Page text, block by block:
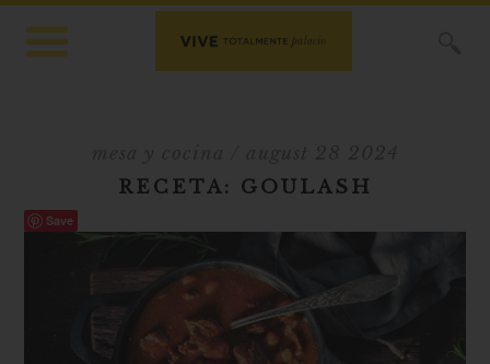
RECETA: GOULASH
Save